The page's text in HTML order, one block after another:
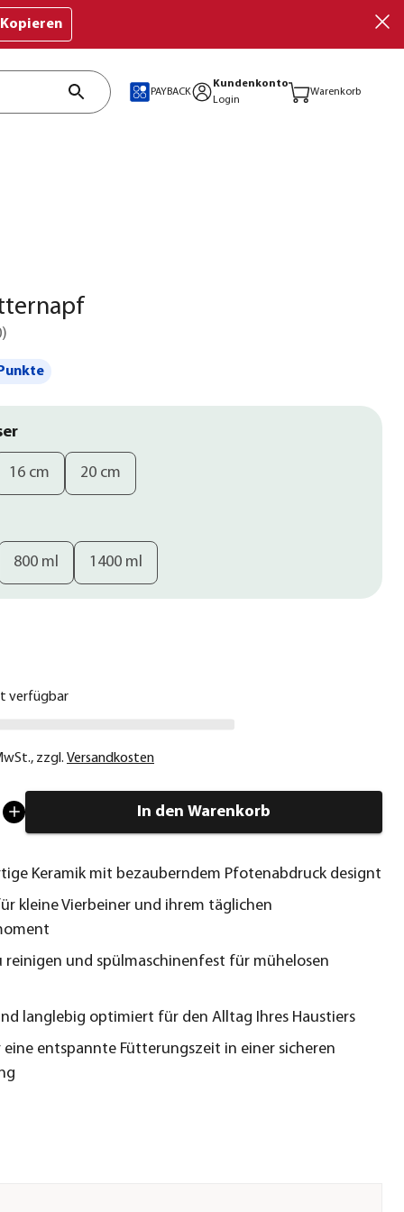
Kopieren
PAYBACK
Kundenkonto
Login
Warenkorb
)
16 cm 20 cm
800 ml 1400 ml
verfügbar
, zzgl. Versandkosten
In den Warenkorb
Keramik mit bezauberndem Pfotenabdruck designt
kleine Vierbeiner und ihrem täglichen
reinigen und spülmaschinenfest für mühelosen
langlebig optimiert für den Alltag Ihres Haustiers
entspannte Fütterungszeit in einer sicheren